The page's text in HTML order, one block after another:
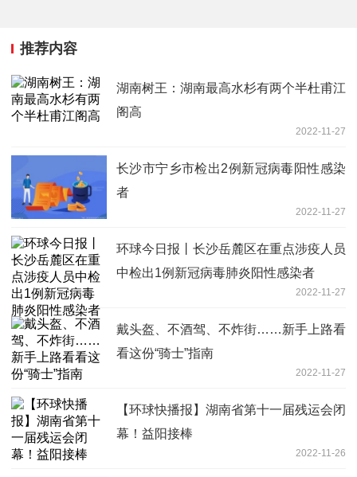
推荐内容
湖南树王：湖南最高水杉有两个半杜甫江
阁高
2022-11-27
长沙市宁乡市检出2例新冠病毒阳性感染
者
2022-11-27
环球今日报丨长沙岳麓区在重点涉疫人员
中检出1例新冠病毒肺炎阳性感染者
2022-11-27
戴头盔、不酒驾、不炸街……新手上路看
看这份“骑士”指南
2022-11-27
【环球快播报】湖南省第十一届残运会闭
幕！益阳接棒
2022-11-26